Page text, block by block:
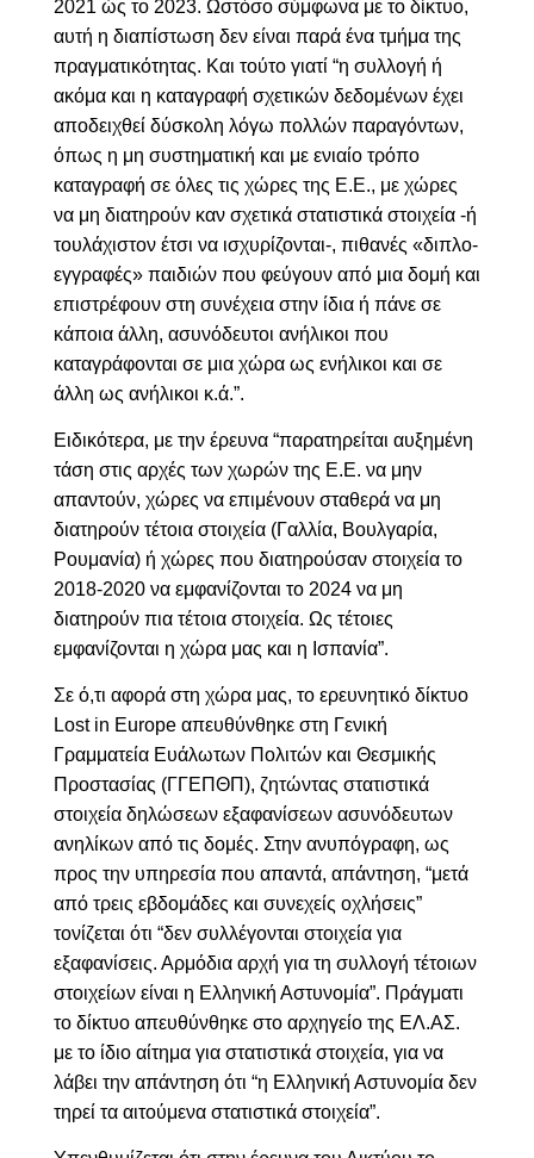
2021 ώς το 2023. Ωστόσο σύμφωνα με το δίκτυο,
αυτή η διαπίστωση δεν είναι παρά ένα τμήμα της
πραγματικότητας. Και τούτο γιατί “η συλλογή ή
ακόμα και η καταγραφή σχετικών δεδομένων έχει
αποδειχθεί δύσκολη λόγω πολλών παραγόντων,
όπως η μη συστηματική και με ενιαίο τρόπο
καταγραφή σε όλες τις χώρες της Ε.Ε., με χώρες
να μη διατηρούν καν σχετικά στατιστικά στοιχεία -ή
τουλάχιστον έτσι να ισχυρίζονται-, πιθανές «διπλο-
εγγραφές» παιδιών που φεύγουν από μια δομή και
επιστρέφουν στη συνέχεια στην ίδια ή πάνε σε
κάποια άλλη, ασυνόδευτοι ανήλικοι που
καταγράφονται σε μια χώρα ως ενήλικοι και σε
άλλη ως ανήλικοι κ.ά.”.
Ειδικότερα, με την έρευνα “παρατηρείται αυξημένη
τάση στις αρχές των χωρών της Ε.Ε. να μην
απαντούν, χώρες να επιμένουν σταθερά να μη
διατηρούν τέτοια στοιχεία (Γαλλία, Βουλγαρία,
Ρουμανία) ή χώρες που διατηρούσαν στοιχεία το
2018-2020 να εμφανίζονται το 2024 να μη
διατηρούν πια τέτοια στοιχεία. Ως τέτοιες
εμφανίζονται η χώρα μας και η Ισπανία”.
Σε ό,τι αφορά στη χώρα μας, το ερευνητικό δίκτυο
Lost in Europe απευθύνθηκε στη Γενική
Γραμματεία Ευάλωτων Πολιτών και Θεσμικής
Προστασίας (ΓΓΕΠΘΠ), ζητώντας στατιστικά
στοιχεία δηλώσεων εξαφανίσεων ασυνόδευτων
ανηλίκων από τις δομές. Στην ανυπόγραφη, ως
προς την υπηρεσία που απαντά, απάντηση, “μετά
από τρεις εβδομάδες και συνεχείς οχλήσεις”
τονίζεται ότι “δεν συλλέγονται στοιχεία για
εξαφανίσεις. Αρμόδια αρχή για τη συλλογή τέτοιων
στοιχείων είναι η Ελληνική Αστυνομία”. Πράγματι
το δίκτυο απευθύνθηκε στο αρχηγείο της ΕΛ.ΑΣ.
με το ίδιο αίτημα για στατιστικά στοιχεία, για να
λάβει την απάντηση ότι “η Ελληνική Αστυνομία δεν
τηρεί τα αιτούμενα στατιστικά στοιχεία”.